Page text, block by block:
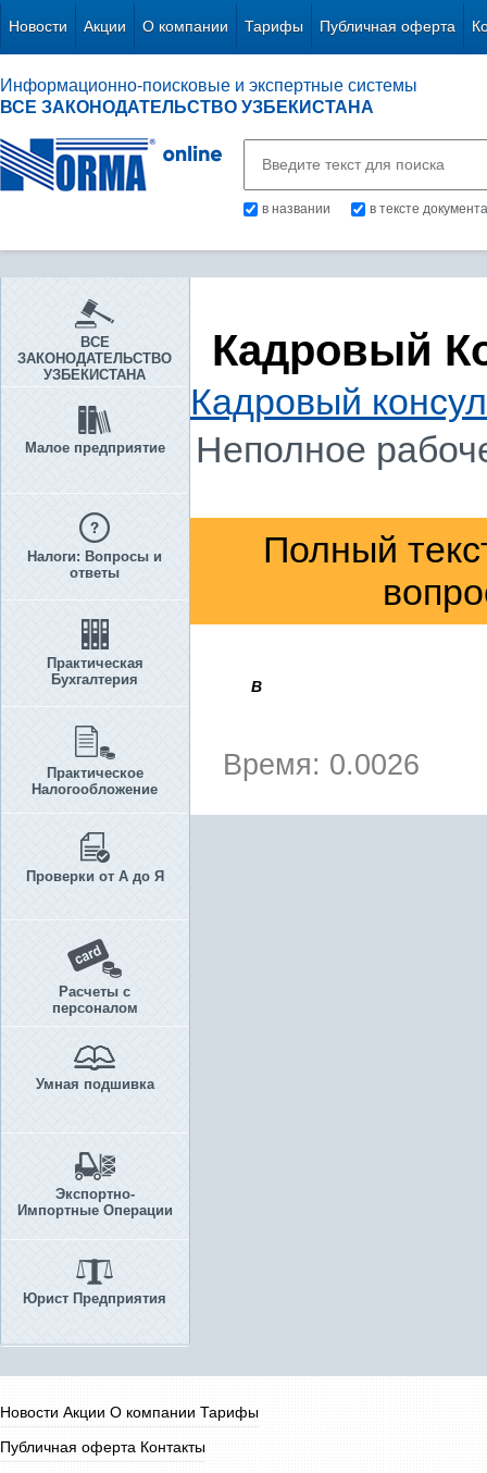
Новости Акции О компании Тарифы Публичная оферта
Информационно-поисковые и экспертные системы
ВСЕ ЗАКОНОДАТЕЛЬСТВО УЗБЕКИСТАНА
в названии в тексте документа
ВСЕ
ЗАКОНОДАТЕЛЬСТВО
УЗБЕКИСТАНА
Малое предприятие
Налоги: Вопросы и
ответы
Практическая
Бухгалтерия
Практическое
Налогообложение
Проверки от А до Я
Расчеты с
персоналом
Умная подшивка
Экспортно-
Импортные Операции
Юрист Предприятия
Кадровый
Кадровый
Неполное
Полный
В
Время: 0.0026
Новости Акции О компании Тарифы
Публичная оферта Контакты